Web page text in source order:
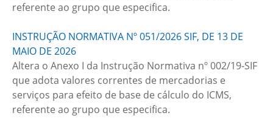
referente ao grupo que especifica.
INSTRUÇÃO NORMATIVA Nº 051/2026 SIF, DE 13 DE
MAIO DE 2026
Altera o Anexo I da Instrução Normativa nº 002/19-SIF
que adota valores correntes de mercadorias e
serviços para efeito de base de cálculo do ICMS,
referente ao grupo que especifica.